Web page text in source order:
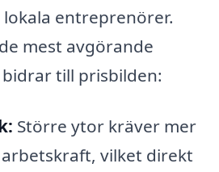
entreprenörer.
mest avgörande
till prisbilden:
Större ytor kräver mer
vilket direkt